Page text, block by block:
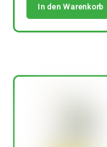
In den Warenkorb